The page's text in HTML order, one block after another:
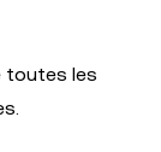
toutes les